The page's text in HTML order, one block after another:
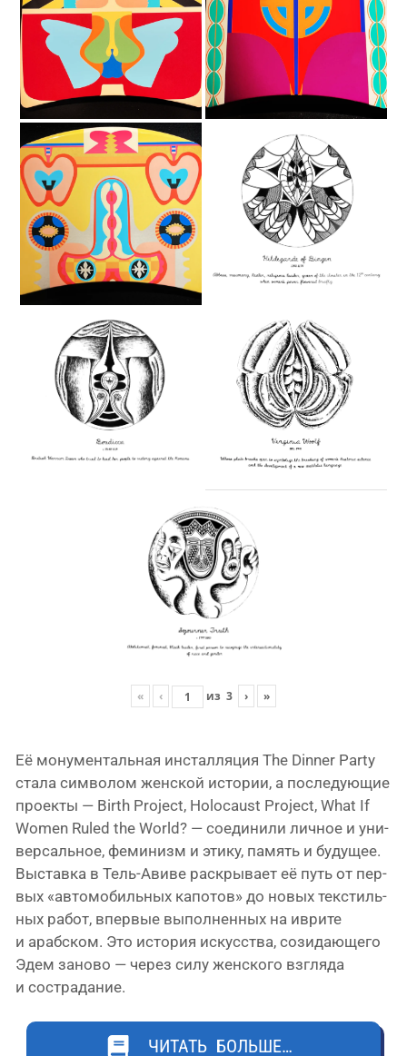
« ‹ из 3 › »
Её мону­мен­таль­ная инстал­ля­ция The Dinner Party
ста­ла сим­во­лом жен­ской исто­рии, а после­ду­ю­щие
про­ек­ты — Birth Project, Holocaust Project, What If
Women Ruled the World? — соеди­ни­ли лич­ное и уни­
вер­саль­ное, феми­низм и эти­ку, память и буду­щее.
Выставка в Тель-Авиве рас­кры­ва­ет её путь от пер­
вых «авто­мо­биль­ных капо­тов» до новых тек­стиль­
ных работ, впер­вые выпол­нен­ных на иври­те
и араб­ском. Это исто­рия искус­ства, сози­да­ю­ще­го
Эдем зано­во — через силу жен­ско­го взгля­да
и сострадание.
ЧИТАТЬ БОЛЬШЕ…